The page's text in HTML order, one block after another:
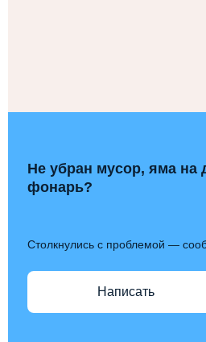
Не убран мусор, яма на
фонарь?
Столкнулись с проблемой —
Написать